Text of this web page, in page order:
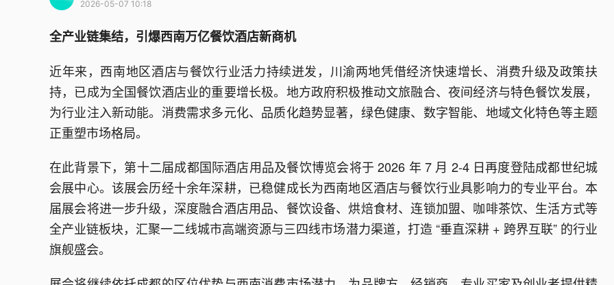
2026-05-07 10:18
全产业链集结，引爆西南万亿餐饮酒店新商机
近年来，西南地区酒店与餐饮行业活力持续迸发，川渝两地凭借经济快速增长、消费升级及政策扶
持，已成为全国餐饮酒店业的重要增长极。地方政府积极推动文旅融合、夜间经济与特色餐饮发展，
为行业注入新动能。消费需求多元化、品质化趋势显著，绿色健康、数字智能、地域文化特色等主题
正重塑市场格局。
在此背景下，第十二届成都国际酒店用品及餐饮博览会将于 2026 年 7 月 2-4 日再度登陆成都世纪城
会展中心。该展会历经十余年深耕，已稳健成长为西南地区酒店与餐饮行业具影响力的专业平台。本
届展会将进一步升级，深度融合酒店用品、餐饮设备、烘焙食材、连锁加盟、咖啡茶饮、生活方式等
全产业链板块，汇聚一二线城市高端资源与三四线市场潜力渠道，打造 “垂直深耕 + 跨界互联” 的行业
旗舰盛会。